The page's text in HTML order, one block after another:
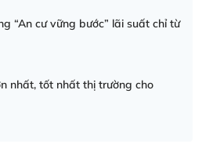
“An cư vững bước” lãi suất chỉ từ
nhất, tốt nhất thị trường cho